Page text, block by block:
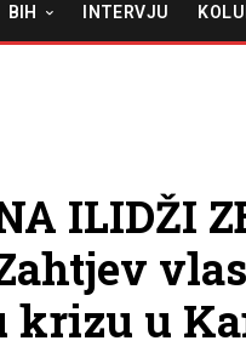
BIH INTERVJU
ILIDŽI
u